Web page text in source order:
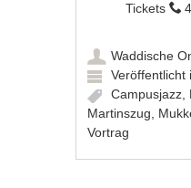
Tickets
Waddische
Veröffentlicht
Campusjazz
Martinszug
Vortrag